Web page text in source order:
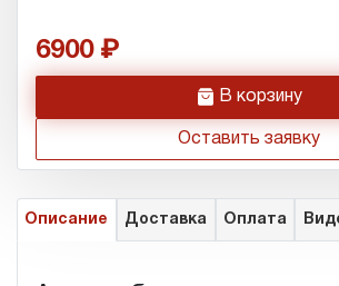
6900
h В корзину
Оставить заявку
Описание Доставка Оплата